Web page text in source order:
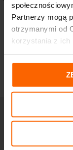
Partnerzy mogą
otrzymanymi od
korzystania z ich
Vichy
Korygujący 35
35
133,20